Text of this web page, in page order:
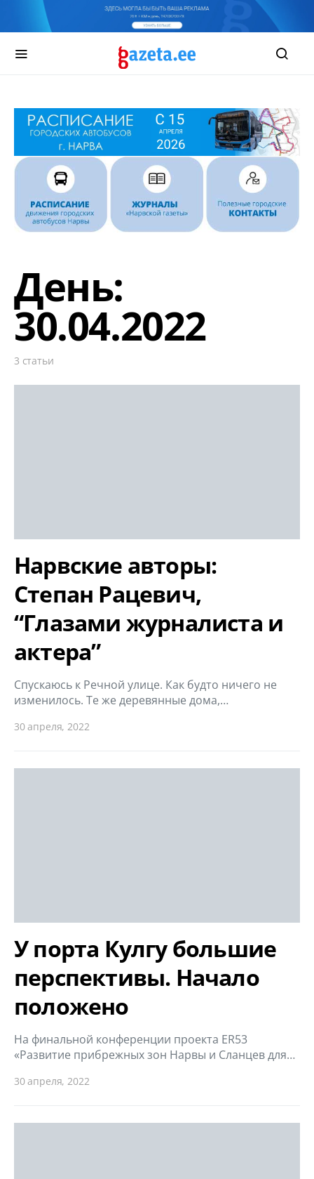
День:
30.04.2022
3 статьи
Нарвские авторы:
Степан Рацевич,
“Глазами журналиста и
актера”
Спускаюсь к Речной улице. Как будто ничего не
изменилось. Те же деревянные дома,…
30 апреля, 2022
У порта Кулгу большие
перспективы. Начало
положено
На финальной конференции проекта ER53
«Развитие прибрежных зон Нарвы и Сланцев для…
30 апреля, 2022